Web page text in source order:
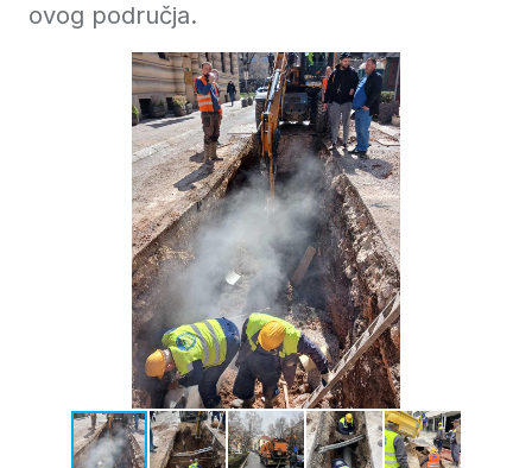
ovog područja.